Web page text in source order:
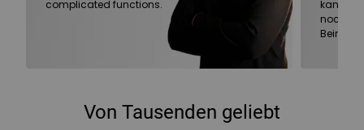
complicated functions.
kann
noch
Von Tausenden geliebt